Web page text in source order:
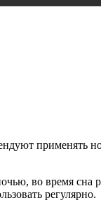
применять
во время
регулярно.